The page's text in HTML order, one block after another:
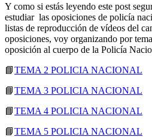
Y como si estás leyendo este post
estudiar las oposiciones de policía
listas de reproducción de vídeos del
oposiciones, voy organizando por
oposición al cuerpo de la Policía
📘TEMA 2 POLICIA NACIONAL
📘TEMA 3 POLICIA NACIONAL
📘TEMA 4 POLICIA NACIONAL
📘TEMA 5 POLICIA NACIONAL